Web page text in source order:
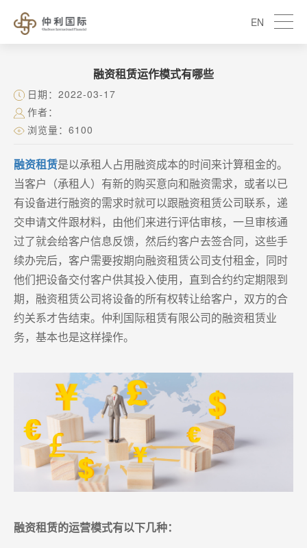
EN
融资租赁运作模式有哪些
日期：2022-03-17
作者：
浏览量：6100
融资租赁是以承租人占用融资成本的时间来计算租金的。
当客户（承租人）有新的购买意向和融资需求，或者以已
有设备进行融资的需求时就可以跟融资租赁公司联系，递
交申请文件跟材料，由他们来进行评估审核，一旦审核通
过了就会给客户信息反馈，然后约客户去签合同，这些手
续办完后，客户需要按期向融资租赁公司支付租金，同时
他们把设备交付客户供其投入使用，直到合约约定期限到
期，融资租赁公司将设备的所有权转让给客户，双方的合
约关系才告结束。仲利国际租赁有限公司的融资租赁业
务，基本也是这样操作。
融资租赁的运营模式有以下几种：